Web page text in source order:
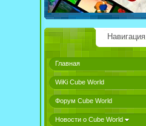
Навигация
Главная
WiKi Cube World
Форум Cube World
Новости о Cube World